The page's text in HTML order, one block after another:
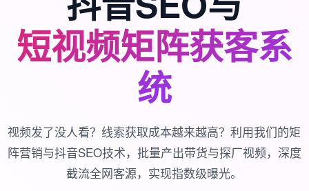
短视频矩阵获客系
统
视频发了没人看？线索获取成本越来越高？利用我们的矩
阵营销与抖音SEO技术，批量产出带货与探厂视频，深度
截流全网客源，实现指数级曝光。